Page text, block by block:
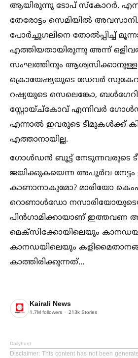
ആയിരുന്നു ടോപ് സ്കോറർ.
തേരോട്ടം സെമിയില്‍
പോർച്ചുഗലിനെ തോല്‍പ്പിച്ച്‌
എത്തിയതായിരുന്നു അന്ന്
സംഘത്തിനും
ക്രൊയേഷ്യയുടെ ഡേവർ
റഷ്യയുടെ സെലെങ്കോ,
സ്റ്റോയ്ച്കോവ് എന്നിവർ
എന്നാല്‍ ഇവരുടെ ടീമുകള്‍ക്ക്
എത്താനായില്ല.
ഗോള്‍ഡൻ ബൂട്ട് നേടുന്നവരുടെ
ജയിക്കുകയെന്ന അപൂർവ
കാണാനാകുമോ? മാരിയോ
റൊണാള്‍ഡോ
പിൻഗാമിക്കായാണ് ഇത്തവണ
മെക്സിക്കോയിലെയും
കാനഡയിലെയും
കാത്തിരിക്കുന്നത്…
Kairali News
1.7M followers 213k Stories
Dailyhunt
Disclaimer: This content has not been